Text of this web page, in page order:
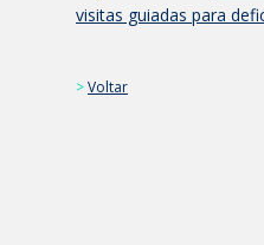
visitas guiadas para
>Voltar